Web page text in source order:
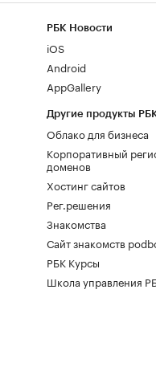
РБК Новости
iOS
Android
AppGallery
Другие продукты
Облако для бизнеса
Корпоративный
доменов
Хостинг сайтов
Рег.решения
Знакомства
Сайт знакомств
РБК Курсы
Школа управления